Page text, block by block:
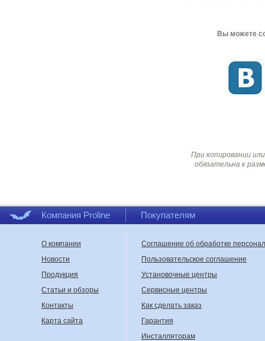
Вы можете
При копировании
обязательна к
Компания Proline Покупателям
О компании
Новости
Продукция
Статьи и обзоры
Контакты
Карта сайта
Соглашение об обработке
Пользовательское соглашение
Установочные центры
Сервисные центры
Как сделать заказ
Гарантия
Инсталляторам